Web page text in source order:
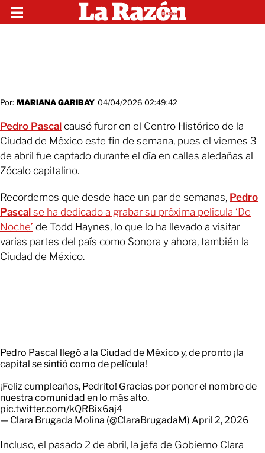
Por: MARIANA GARIBAY 04/04/2026 02:49:42
Pedro Pascal causó furor en el Centro Histórico de la
Ciudad de México este fin de semana, pues el viernes 3
de abril fue captado durante el día en calles aledañas al
Zócalo capitalino.
Recordemos que desde hace un par de semanas, Pedro
Pascal se ha dedicado a grabar su próxima película ‘De
Noche’ de Todd Haynes, lo que lo ha llevado a visitar
varias partes del país como Sonora y ahora, también la
Ciudad de México.
Pedro Pascal llegó a la Ciudad de México y, de pronto ¡la
capital se sintió como de película!
¡Feliz cumpleaños, Pedrito! Gracias por poner el nombre de
nuestra comunidad en lo más alto.
pic.twitter.com/kQRBix6aj4
— Clara Brugada Molina (@ClaraBrugadaM) April 2, 2026
Incluso, el pasado 2 de abril, la jefa de Gobierno Clara